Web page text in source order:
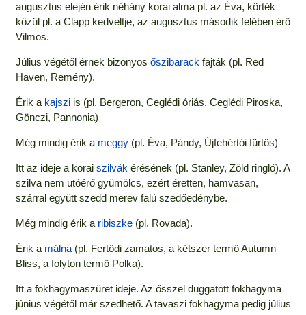
augusztus elején érik néhány korai alma pl. az Éva, körték
közül pl. a Clapp kedveltje, az augusztus második felében érő
Vilmos.
Július végétől érnek bizonyos őszibarackfajták (pl. Red
Haven, Remény).
Érik a kajsziis (pl. Bergeron, Ceglédi óriás, Ceglédi Piroska,
Gönczi, Pannonia)
Még mindig érik a meggy(pl. Éva, Pándy, Újfehértói fürtös)
Itt az ideje a korai szilvákérésének (pl. Stanley, Zöld ringló). A
szilva nem utóérő gyümölcs, ezért éretten, hamvasan,
szárral együtt szedd merev falú szedőedénybe.
Még mindig érik a ribiszke(pl. Rovada).
Érik a málna(pl. Fertődi zamatos, a kétszer termő Autumn
Bliss, a folyton termő Polka).
Itt a fokhagymaszüret ideje. Az ősszel duggatott fokhagyma
június végétől már szedhető. A tavaszi fokhagyma pedig július